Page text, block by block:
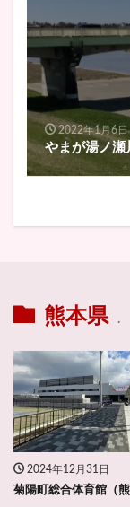
2022年1月6日
やまが湯ノ瀬
熊本県 .
2024年12月31日
菊陽町総合体育館（熊